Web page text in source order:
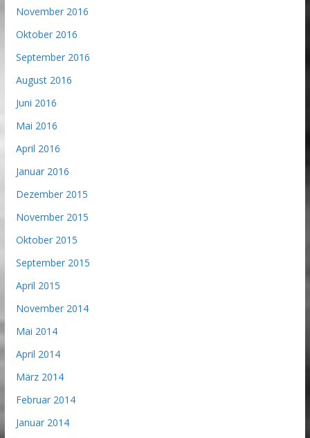
November 2016
Oktober 2016
September 2016
August 2016
Juni 2016
Mai 2016
April 2016
Januar 2016
Dezember 2015
November 2015
Oktober 2015
September 2015
April 2015
November 2014
Mai 2014
April 2014
März 2014
Februar 2014
Januar 2014